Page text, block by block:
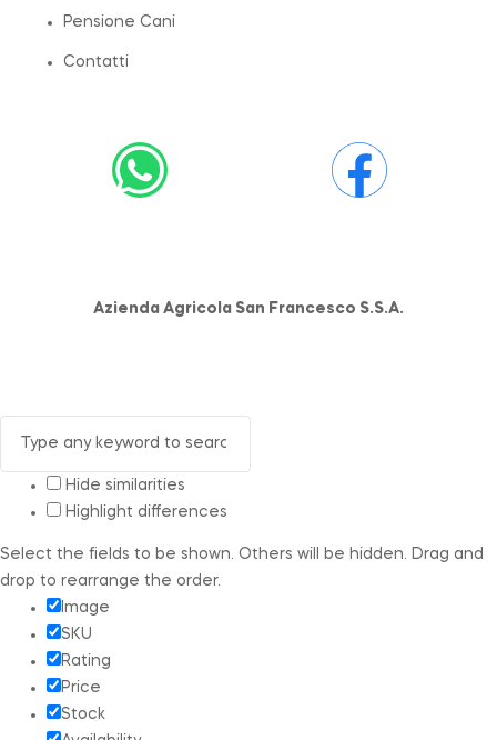
Pensione Cani
Contatti
Azienda Agricola San Francesco S.S.A.
Hide similarities
Highlight differences
Select the fields to be shown. Others will be hidden. Drag and
drop to rearrange the order.
Image
SKU
Rating
Price
Stock